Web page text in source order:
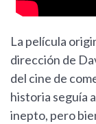
La película
dirección de
del cine de
historia seguía
inepto, pero